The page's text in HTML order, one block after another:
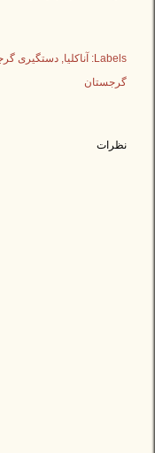
Labels: آناکلیا دستگیری
گرجستان
نظرات